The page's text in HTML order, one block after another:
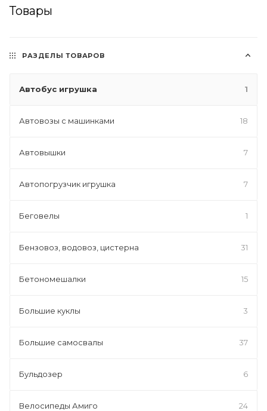
Товары
РАЗДЕЛЫ ТОВАРОВ
Автобус игрушка 1
Автовозы с машинками 18
Автовышки 7
Автопогрузчик игрушка 7
Беговелы 1
Бензовоз, водовоз, цистерна 31
Бетономешалки 15
Большие куклы 3
Большие самосвалы 37
Бульдозер 6
Велосипеды Амиго 24